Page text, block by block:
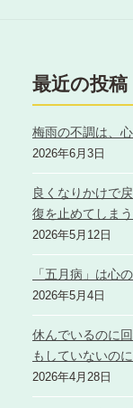
最近の投稿
梅雨の不調は、
2026年6月3日
良くなりかけで
復を止めてしま
2026年5月12日
「五月病」は心
2026年5月4日
休んでいるのに
もしていないの
2026年4月28日